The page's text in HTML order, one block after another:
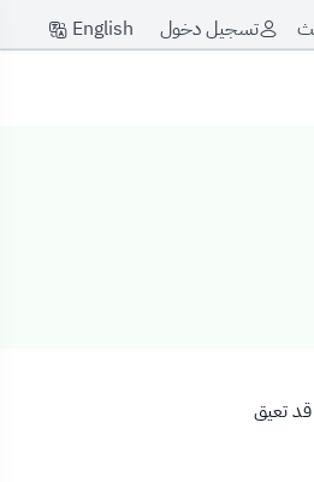
تسجيل دخول English
تعيق